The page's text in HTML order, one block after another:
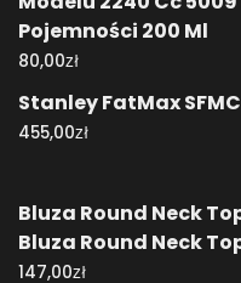
Pojemności 200 Ml
80,00zł
Stanley FatMax
455,00zł
Bluza Round Neck
Bluza Round Neck
147,00zł